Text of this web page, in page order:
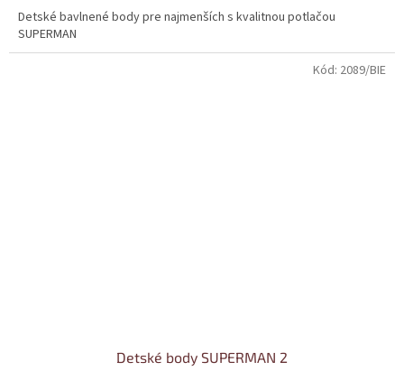
Detské bavlnené body pre najmenších s kvalitnou potlačou
SUPERMAN
Detské body SUPERMAN 2
Kód: 2089/BIE